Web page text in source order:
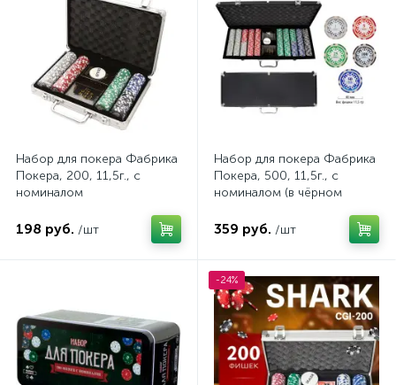
Набор для покера Фабрика
Покера, 200, 11,5г., с
номиналом
198 руб. /шт
Набор для покера Фабрика
Покера, 500, 11,5г., с
номиналом (в чёрном
359 руб. /шт
-24%